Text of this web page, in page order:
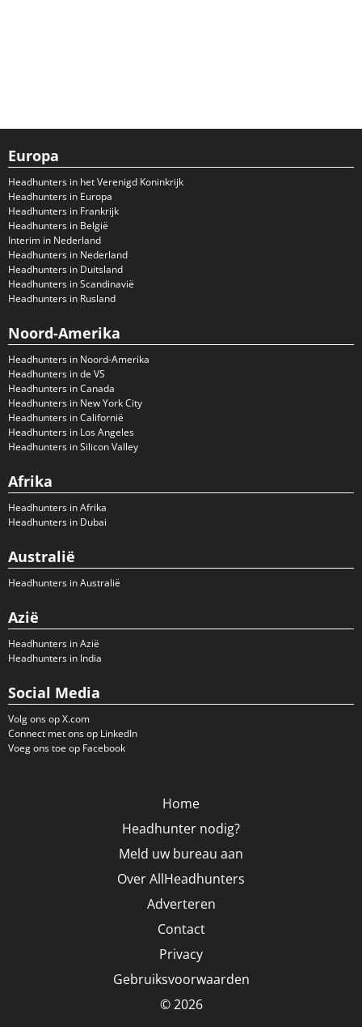
Europa
Headhunters in het Verenigd Koninkrijk
Headhunters in Europa
Headhunters in Frankrijk
Headhunters in België
Interim in Nederland
Headhunters in Nederland
Headhunters in Duitsland
Headhunters in Scandinavië
Headhunters in Rusland
Noord-Amerika
Headhunters in Noord-Amerika
Headhunters in de VS
Headhunters in Canada
Headhunters in New York City
Headhunters in Californië
Headhunters in Los Angeles
Headhunters in Silicon Valley
Afrika
Headhunters in Afrika
Headhunters in Dubai
Australië
Headhunters in Australië
Azië
Headhunters in Azië
Headhunters in India
Social Media
Volg ons op X.com
Connect met ons op LinkedIn
Voeg ons toe op Facebook
Home
Headhunter nodig?
Meld uw bureau aan
Over AllHeadhunters
Adverteren
Contact
Privacy
Gebruiksvoorwaarden
© 2026